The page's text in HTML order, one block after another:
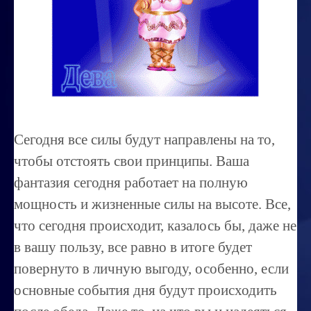
Миссиональность
Королевский гороскоп
Найти идеального партнера
Корректировка характера
Совместимость
Занятия по расшифровке снов
Магия денег
Ищем любовь
Позитивное мышление
Сегодня все силы будут направлены на то,
чтобы отстоять свои принципы. Ваша
фантазия сегодня работает на полную
мощность и жизненные силы на высоте. Все,
что сегодня происходит, казалось бы, даже не
в вашу пользу, все равно в итоге будет
повернуто в личную выгоду, особенно, если
основные события дня будут происходить